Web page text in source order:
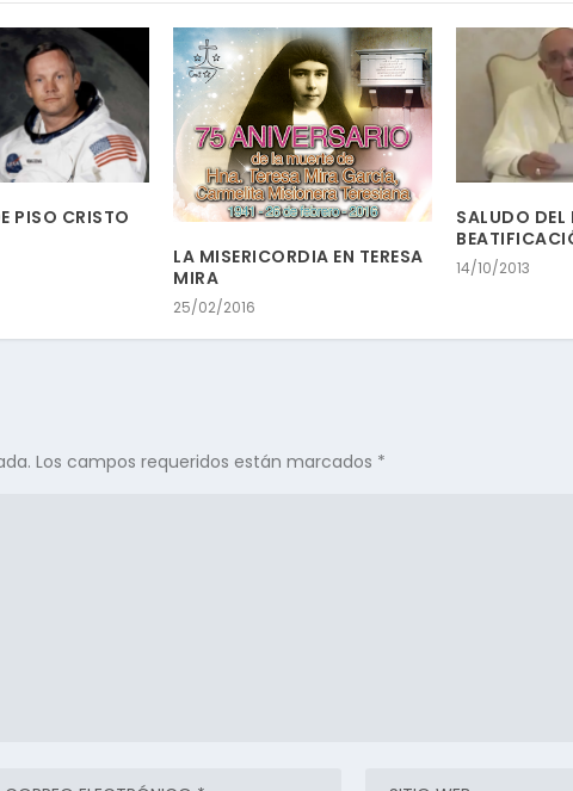
PISO CRISTO
LA MISERICORDIA EN TERESA
MIRA
25/02/2016
SALUDO DEL
14/10/2013
Los campos requeridos están marcados *